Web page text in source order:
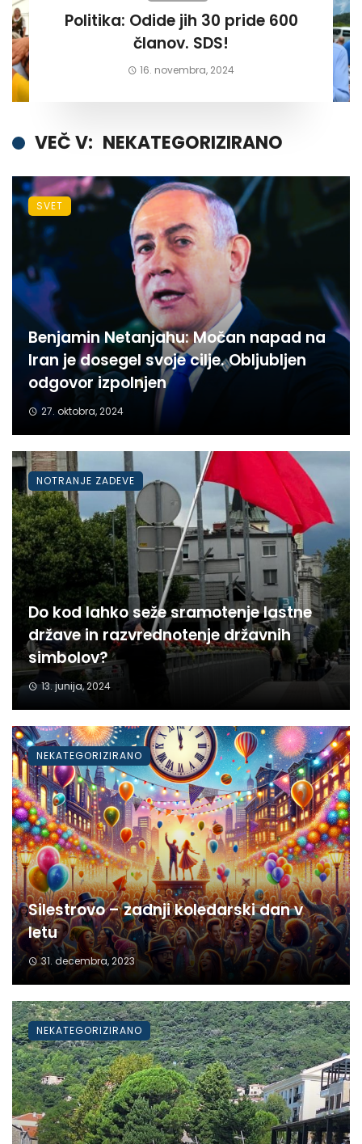
Politika: Odide jih 30 pride 600
članov. SDS!
16. novembra, 2024
VEČ V: NEKATEGORIZIRANO
Benjamin Netanjahu: Močan napad na
Iran je dosegel svoje cilje. Obljubljen
odgovor izpolnjen
27. oktobra, 2024
SVET
Do kod lahko seže sramotenje lastne
države in razvrednotenje državnih
simbolov?
13. junija, 2024
NOTRANJE ZADEVE
Silestrovo – zadnji koledarski dan v
letu
31. decembra, 2023
NEKATEGORIZIRANO
NEKATEGORIZIRANO